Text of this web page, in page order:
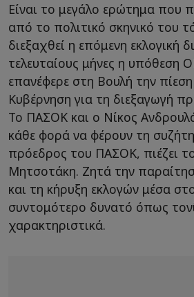
Είναι το μεγάλο ερώτημα που
από το πολιτικό σκηνικό του
διεξαχθεί η επόμενη εκλογική
τελευταίους μήνες η υπόθεση
επανέφερε στη Βουλή την
Κυβέρνηση για τη διεξαγωγή
Το ΠΑΣΟΚ και ο Νίκος
κάθε φορά να φέρουν τη
πρόεδρος του ΠΑΣΟΚ, πιέζει
Μητσοτάκη. Ζητά την
και τη κήρυξη εκλογών μέσα
συντομότερο δυνατό όπως
χαρακτηριστικά.